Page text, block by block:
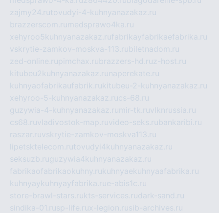
zajmy24.rutovudyi-4-kuhnyanazakaz.ru
brazzerscom.ru medsprawo4ka.ru
xehyroo5kuhnyanazakaz.rufabrikayfabrikaefabrika.ru
vskrytie-zamkov-moskva-113.rubiletnadom.ru
zed-online.rupimchax.rubrazzers-hd.ruz-host.ru
kitubeu2kuhnyanazakaz.ru naperekate.ru
kuhnyaofabrikaufabrik.rukitubeu-2-kuhnyanazakaz.ru
xehyroo-5-kuhnyanazakaz.rucs-68.ru
guzywia-4-kuhnyanazakaz.ru mir-tk.ruvlknrussia.ru
cs68.ruvladivostok-map.ruvideo-seks.rubankaribi.ru
raszar.ruvskrytie-zamkov-moskva113.ru
lipetsktelecom.rutovudyi4kuhnyanazakaz.ru
seksuzb.ruguzywia4kuhnyanazakaz.ru
fabrikaofabrikaokuhny.rukuhnyaekuhnyaafabrika.ru
kuhnyaykuhnyayfabrika.rue-abis1c.ru
store-brawl-stars.rukts-services.rudark-sand.ru
sindika-01.rusp-life.rux-legion.rusib-archives.ru